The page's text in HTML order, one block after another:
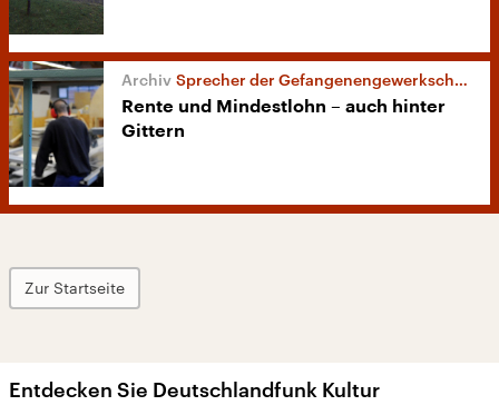
Sprecher der Gefangenengewerkschaft
Rente und Mindestlohn – auch hinter
Gittern
Zur Startseite
Entdecken Sie Deutschlandfunk Kultur